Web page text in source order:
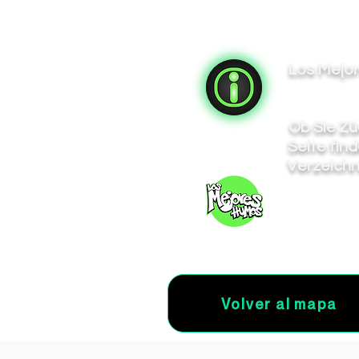
Los
Ob Sie
Seite
Volver al mapa